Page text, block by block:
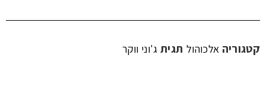
קטגוריה אלכוהול תגית ג'וני ווקר